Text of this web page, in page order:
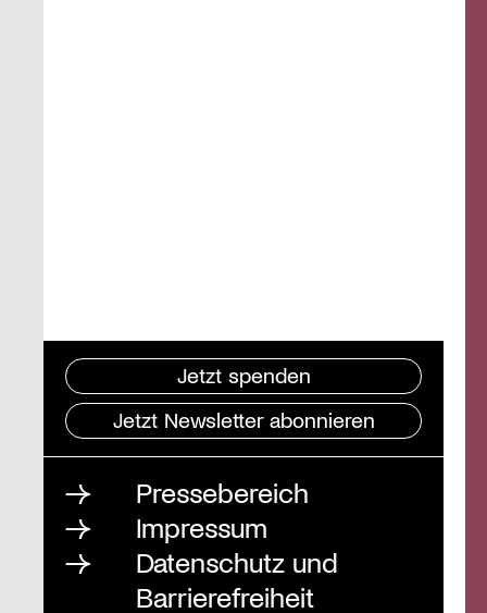
Jetzt spenden
Jetzt Newsletter abonnieren
Pressebereich
Impressum
Datenschutz und
Barrierefreiheit